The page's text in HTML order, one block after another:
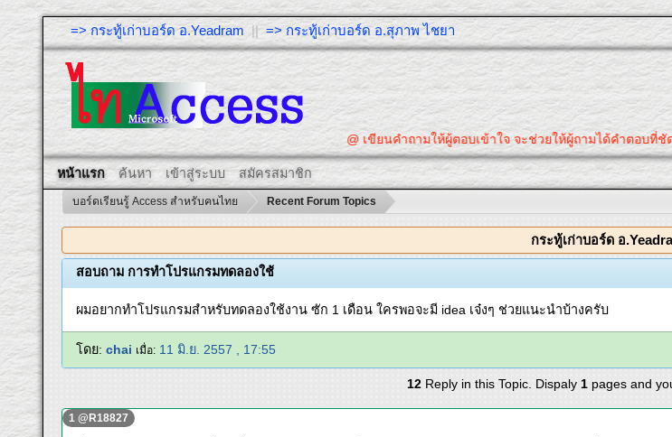
=> กระทู้เก่าบอร์ด อ.Yeadram ||=> กระทู้เก่าบอร์ด อ.สุภาพ ไชยา
@ เขียนคำถามให้ผู้ตอบเข้าใจ จะช่วยให้ผู้ถามได้คำตอบที่ชัดเจน
หน้าแรก ค้นหา เข้าสู่ระบบ สมัครสมาชิก
บอร์ดเรียนรู้ Access สำหรับคนไทย Recent Forum Topics
กระทู้เก่าบอร์ด อ
สอบถาม การทำโปรแกรมทดลองใช้
ผมอยากทำโปรแกรมสำหรับทดลองใช้งาน ซัก 1 เดือน ใครพอจะมี idea เจ๋งๆ ช่วยแนะนำบ้างครับ
โดย: chai เมื่อ: 11 มิ.ย. 2557 , 17:55
12 Reply in this Topic. Dispaly 1 pages and
1 @R18827